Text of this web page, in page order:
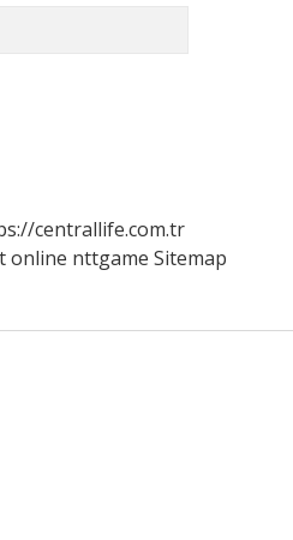
centrallife.com.tr
online nttgame Sitemap